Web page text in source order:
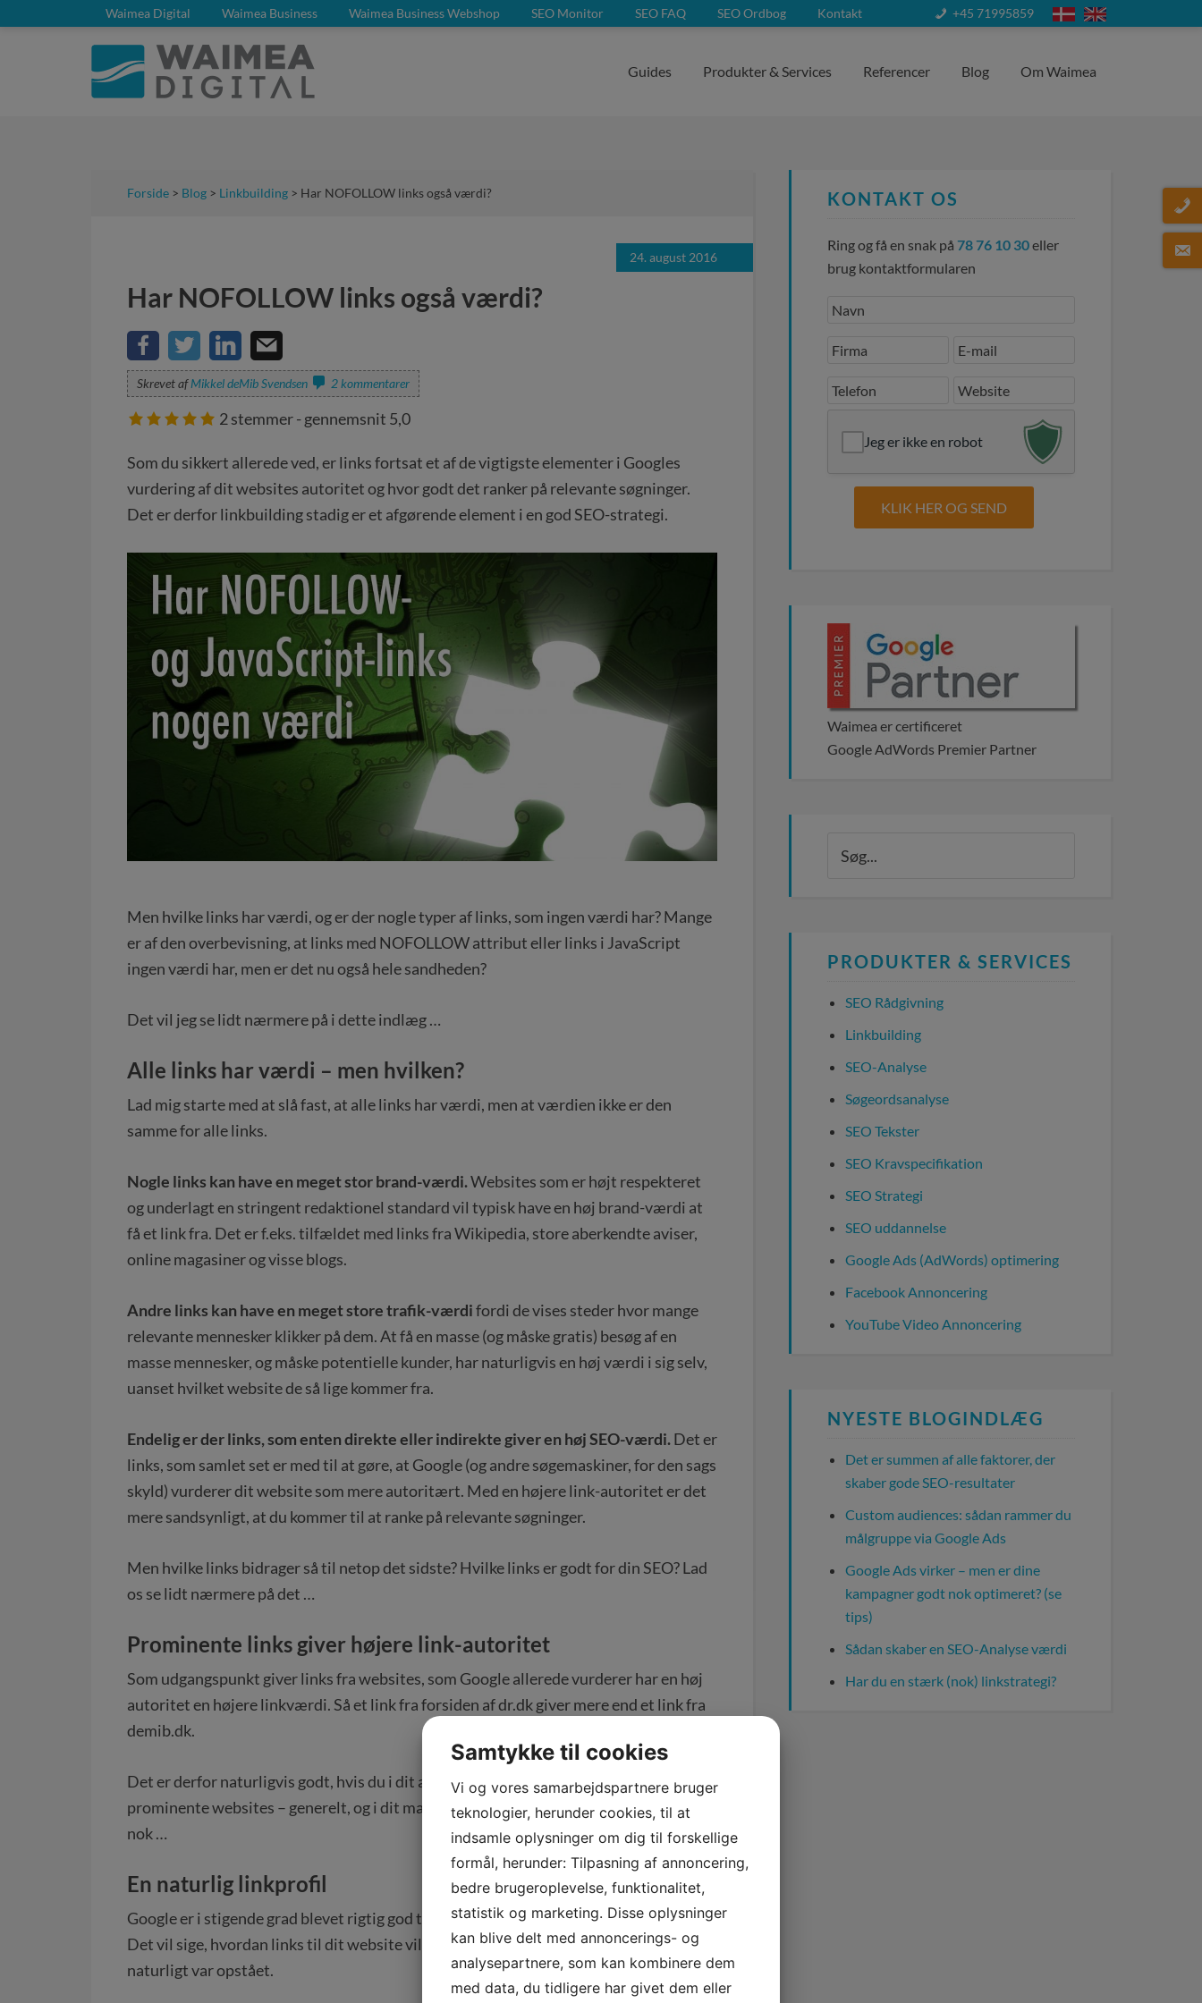
Waimea Digital Waimea Business Waimea Business Webshop SEO Monitor SEO FAQ SEO Ordbog Kontakt +45 71995859
Guides Produkter & Services Referencer Blog Om Waimea
Forside > Blog > Linkbuilding > Har NOFOLLOW links også værdi?
24. august 2016
Har NOFOLLOW links også værdi?
Skrevet afMikkel deMib Svendsen 2 kommentarer
2stemmer - gennemsnit 5,0
Som du sikkert allerede ved, er links fortsat et af de vigtigste elementer i Googles
vurdering af dit websites autoritet og hvor godt det ranker på relevante søgninger.
Det er derfor linkbuilding stadig er et afgørende element i en god SEO-strategi.
Men hvilke links har værdi, og er der nogle typer af links, som ingen værdi har? Mange
er af den overbevisning, at links med NOFOLLOW attribut eller links i JavaScript
ingen værdi har, men er det nu også hele sandheden?
Det vil jeg se lidt nærmere på i dette indlæg …
Alle links har værdi – men hvilken?
Lad mig starte med at slå fast, at alle links har værdi, men at værdien ikke er den
samme for alle links.
Nogle links kan have en meget stor brand-værdi.Websites som er højt respekteret
og underlagt en stringent redaktionel standard vil typisk have en høj brand-værdi at
få et link fra. Det er f.eks. tilfældet med links fra Wikipedia, store aberkendte aviser,
online magasiner og visse blogs.
Andre links kan have en meget store trafik-værdifordi de vises steder hvor mange
relevante mennesker klikker på dem. At få en masse (og måske gratis) besøg af en
masse mennesker, og måske potentielle kunder, har naturligvis en høj værdi i sig selv,
uanset hvilket website de så lige kommer fra.
Endelig er der links, som enten direkte eller indirekte giver en høj SEO-værdi.Det er
links, som samlet set er med til at gøre, at Google (og andre søgemaskiner, for den sags
skyld) vurderer dit website som mere autoritært. Med en højere link-autoritet er det
mere sandsynligt, at du kommer til at ranke på relevante søgninger.
Men hvilke links bidrager så til netop det sidste? Hvilke links er godt for din SEO? Lad
os se lidt nærmere på det …
Prominente links giver højere link-autoritet
Som udgangspunkt giver links fra websites, som Google allerede vurderer har en høj
autoritet en højere linkværdi. Så et link fra forsiden af dr.dk giver mere end et link fra
demib.dk.
Det er derfor naturligvis godt, hvis du i dit arbejde med linkbuilding kan få de mest
prominente websites – generelt, og i dit marked, til at linke til dig. Men det er bare ikke
nok …
En naturlig linkprofil
Google er i stigende grad blevet rigtig god til at forstå, hvad en “naturlig linkprofil” er.
Det vil sige, hvordan links til dit website ville se ud, i forhold til hvis de bare helt
naturligt var opstået.
KONTAKT OS
Ring og få en snak på 78 76 10 30eller
brug kontaktformularen
Jeg er ikke en robot
Waimea er certificeret
Google AdWords Premier Partner
PRODUKTER & SERVICES
SEO Rådgivning
Linkbuilding
SEO-Analyse
Søgeordsanalyse
SEO Tekster
SEO Kravspecifikation
SEO Strategi
SEO uddannelse
Google Ads (AdWords) optimering
Facebook Annoncering
YouTube Video Annoncering
NYESTE BLOGINDLÆG
Det er summen af alle faktorer, der
skaber gode SEO-resultater
Custom audiences: sådan rammer du
målgruppe via Google Ads
Google Ads virker – men er dine
kampagner godt nok optimeret? (se
tips)
Sådan skaber en SEO-Analyse værdi
Har du en stærk (nok) linkstrategi?
Samtykke til cookies
Vi og vores samarbejdspartnere bruger
teknologier, herunder cookies, til at
indsamle oplysninger om dig til forskellige
formål, herunder: Tilpasning af annoncering,
bedre brugeroplevelse, funktionalitet,
statistik og marketing. Disse oplysninger
kan blive delt med annoncerings- og
analysepartnere, som kan kombinere dem
med data, du tidligere har givet dem eller